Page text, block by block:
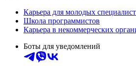
Карьера для молодых
Школа программистов
Карьера в некоммерческих
Боты для уведомлений